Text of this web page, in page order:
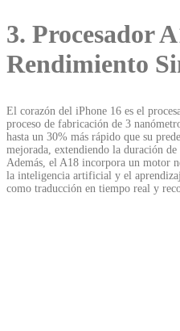
3. Procesador
Rendimiento
El corazón del iPhone 16 es el
proceso de fabricación de 3
hasta un 30% más rápido que su
mejorada, extendiendo la duración
Además, el A18 incorpora un motor
la inteligencia artificial y el
como traducción en tiempo real y